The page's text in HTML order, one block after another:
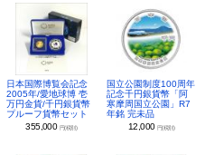
日本国際博覧会記念
2005年/愛地球博 壱
万円金貨/千円銀貨幣
プルーフ貨幣セット
355,000 円(税別)
国立公園制度100周年
記念千円銀貨幣「阿
寒摩周国立公園」R7
年銘 完未品
12,000 円(税別)